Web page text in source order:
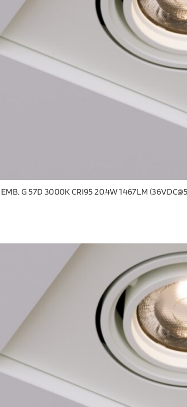
G 57D 3000K CRI95 20.4W 1467LM